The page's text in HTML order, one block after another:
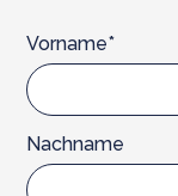
Vorname*
Nachname